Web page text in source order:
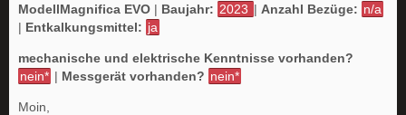
ModellMagnifica EVO | Baujahr: 2023 | Anzahl Bezüge: n/a
| Entkalkungsmittel: ja
mechanische und elektrische Kenntnisse vorhanden?
nein* | Messgerät vorhanden? nein*
Moin,